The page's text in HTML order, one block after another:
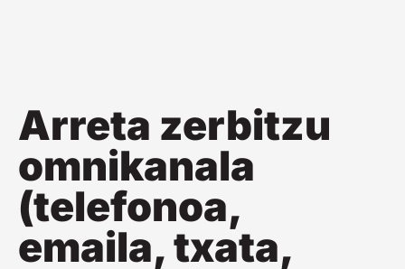
Arreta zerbitzu
omnikanala
(telefonoa,
emaila, txata,